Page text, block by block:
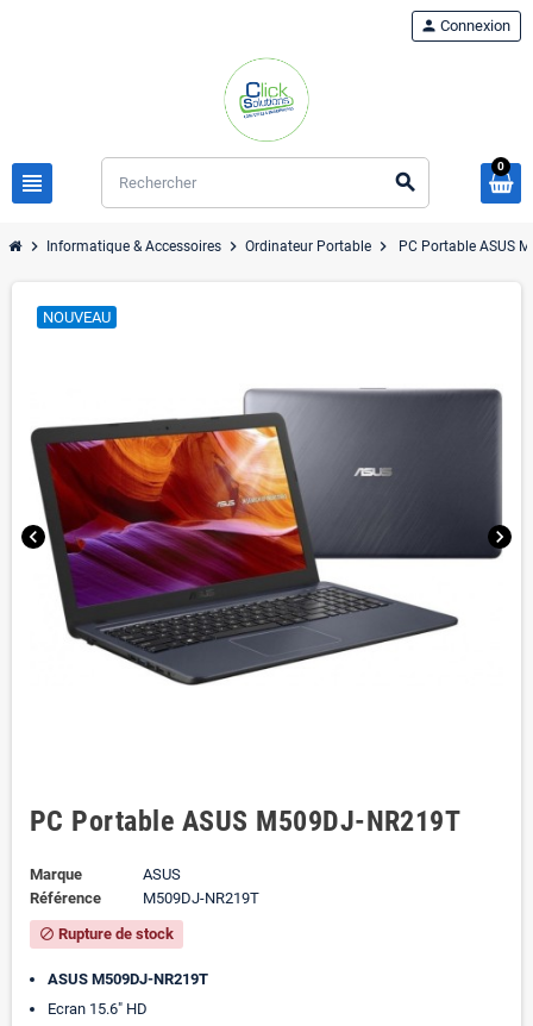
view_headline search
person Connexion
0
chevron_right Informatique & Accessoires chevron_right Ordinateur Portable chevron_right PC Portable ASUS
chevron_left chevron_right
NOUVEAU
PC Portable ASUS M509DJ-NR219T
Marque
ASUS
Référence
M509DJ-NR219T
block Rupture de stock
ASUS M509DJ-NR219T
Ecran 15.6" HD